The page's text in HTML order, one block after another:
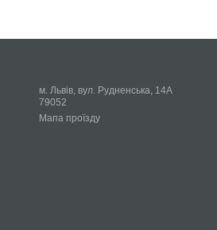
м. Львів, вул. Рудненська, 14А
79052
Мапа проїзду